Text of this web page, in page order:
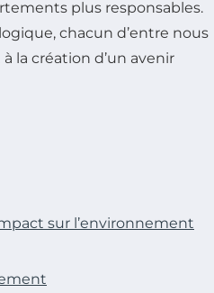
plus responsables.
chacun d’entre nous
à la création d’un avenir
sur l’environnement